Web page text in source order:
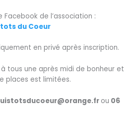
Facebook de l’association :
du Coeur
en privé après inscription.
tous une après midi de bonheur et
places est limitées.
ou 06